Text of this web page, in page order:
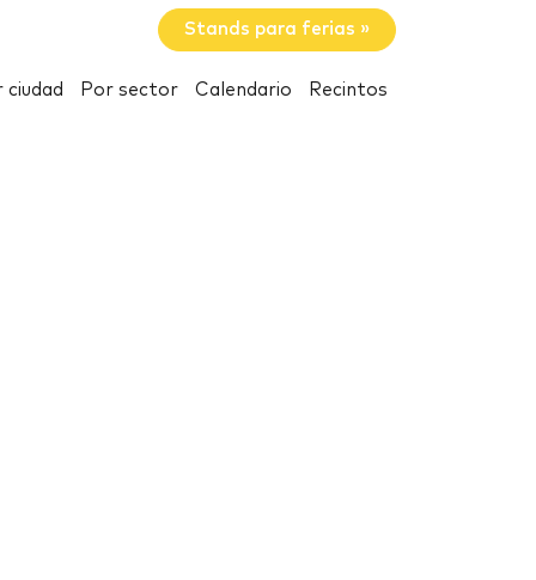
Stands para ferias »
ciudad Por sector Calendario Recintos